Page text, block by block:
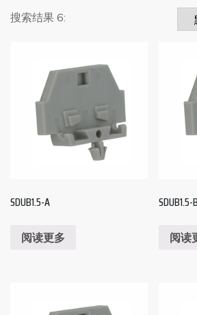
搜索结果 6:
SDUB1.5-A
阅读更多
SDUB1.5-B
阅读